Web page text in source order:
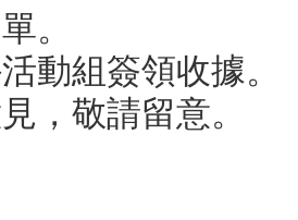
。
動組簽領收據。
，敬請留意。